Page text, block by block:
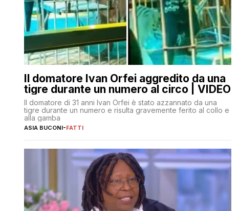
Il domatore Ivan Orfei aggredito da una
tigre durante un numero al circo | VIDEO
Il domatore di 31 anni Ivan Orfei è stato azzannato da una
tigre durante un numero e risulta gravemente ferito al collo e
alla gamba
ASIA BUCONI-FATTI